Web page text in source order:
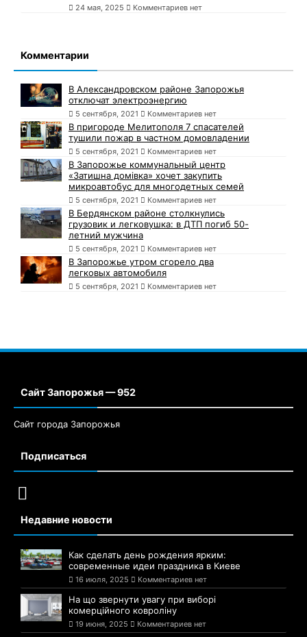
24 мая, 2025 Комментариев нет
Комментарии
В Александровском районе Запорожья
отключат электроэнергию
5 сентября, 2021 Комментариев нет
В пригороде Мелитополя 7 спасателей
тушили пожар в частном домовладении
5 сентября, 2021 Комментариев нет
В Запорожье коммунальный центр
«Затишна домівка» хочет закупить
микроавтобус для многодетных семей
5 сентября, 2021 Комментариев нет
В Бердянском районе столкнулись
грузовик и легковушка: в ДТП погиб 50-
летний мужчина
5 сентября, 2021 Комментариев нет
В Запорожье утром сгорело два
легковых автомобиля
5 сентября, 2021 Комментариев нет
Сайт Запорожья — 952
Сайт города Запорожья
Подписаться
Недавние новости
Как сделать день рождения ярким:
современные идеи праздника в Киеве
16 июля, 2025 Комментариев нет
На що звернути увагу при виборі
комерційного ковроліну
19 июня, 2025 Комментариев нет